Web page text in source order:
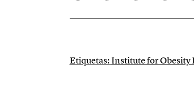
Etiquetas:Institute for Obesity